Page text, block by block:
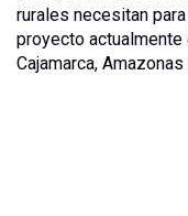
rurales necesitan
proyecto
Cajamarca,